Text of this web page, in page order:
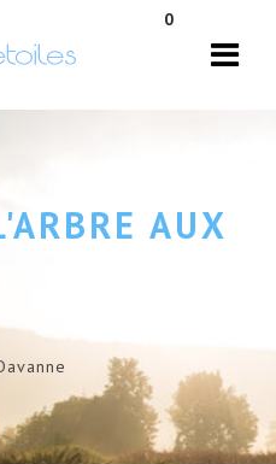
0
AUX